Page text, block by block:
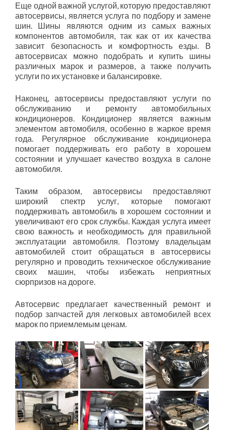
Еще одной важной услугой, которую предоставляют
автосервисы, является услуга по подбору и замене
шин. Шины являются одним из самых важных
компонентов автомобиля, так как от их качества
зависит безопасность и комфортность езды. В
автосервисах можно подобрать и купить шины
различных марок и размеров, а также получить
услуги по их установке и балансировке.
Наконец, автосервисы предоставляют услуги по
обслуживанию и ремонту автомобильных
кондиционеров. Кондиционер является важным
элементом автомобиля, особенно в жаркое время
года. Регулярное обслуживание кондиционера
помогает поддерживать его работу в хорошем
состоянии и улучшает качество воздуха в салоне
автомобиля.
Таким образом, автосервисы предоставляют
широкий спектр услуг, которые помогают
поддерживать автомобиль в хорошем состоянии и
увеличивают его срок службы. Каждая услуга имеет
свою важность и необходимость для правильной
эксплуатации автомобиля. Поэтому владельцам
автомобилей стоит обращаться в автосервисы
регулярно и проводить техническое обслуживание
своих машин, чтобы избежать неприятных
сюрпризов на дороге.
Автосервис предлагает качественный ремонт и
подбор запчастей для легковых автомобилей всех
марок по приемлемым ценам.